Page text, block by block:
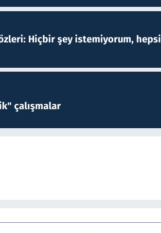
Hiçbir şey istemiyorum, hepsi
çalışmalar